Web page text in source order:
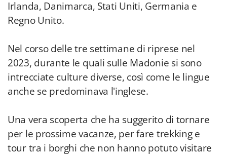
Irlanda, Danimarca, Stati Uniti, Germania e
Regno Unito.
Nel corso delle tre settimane di riprese nel
2023, durante le quali sulle Madonie si sono
intrecciate culture diverse, così come le lingue
anche se predominava l'inglese.
Una vera scoperta che ha suggerito di tornare
per le prossime vacanze, per fare trekking e
tour tra i borghi che non hanno potuto visitare